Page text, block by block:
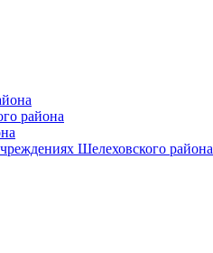
района
Шелеховского района